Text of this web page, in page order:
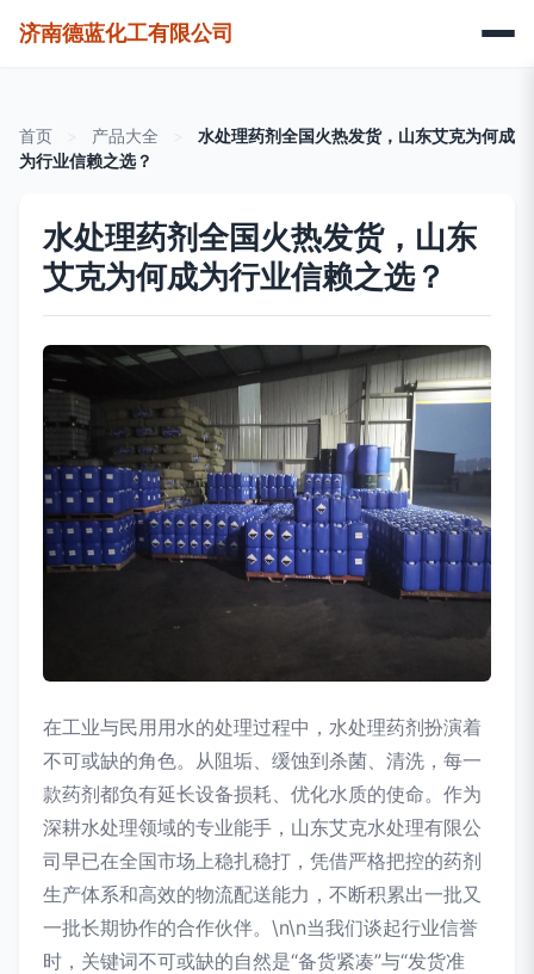
济南德蓝化工有限公司
首页 产品大全
水处理药剂全国火热发货，山东艾克为何成
为行业信赖之选？
水处理药剂全国火热发货，山东
艾克为何成为行业信赖之选？
在工业与民用用水的处理过程中，水处理药剂扮演着
不可或缺的角色。从阻垢、缓蚀到杀菌、清洗，每一
款药剂都负有延长设备损耗、优化水质的使命。作为
深耕水处理领域的专业能手，山东艾克水处理有限公
司早已在全国市场上稳扎稳打，凭借严格把控的药剂
生产体系和高效的物流配送能力，不断积累出一批又
一批长期协作的合作伙伴。\n\n当我们谈起行业信誉
时，关键词不可或缺的自然是“备货紧凑”与“发货准